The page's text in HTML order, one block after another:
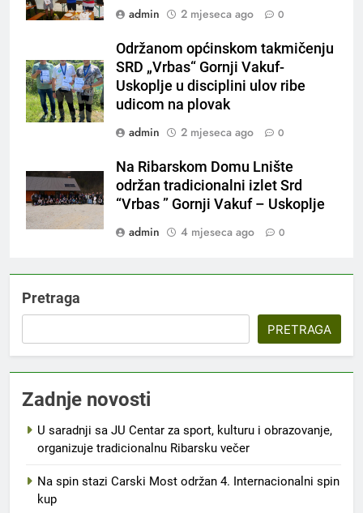
admin
2 mjeseca ago 0
Održanom općinskom takmičenju
SRD „Vrbas“ Gornji Vakuf-
Uskoplje u disciplini ulov ribe
udicom na plovak
admin
2 mjeseca ago 0
Na Ribarskom Domu Lnište
održan tradicionalni izlet Srd
“Vrbas ” Gornji Vakuf – Uskoplje
admin
4 mjeseca ago 0
Pretraga
PRETRAGA
Zadnje novosti
U saradnji sa JU Centar za sport, kulturu i obrazovanje,
organizuje tradicionalnu Ribarsku večer
Na spin stazi Carski Most održan 4. Internacionalni spin
kup